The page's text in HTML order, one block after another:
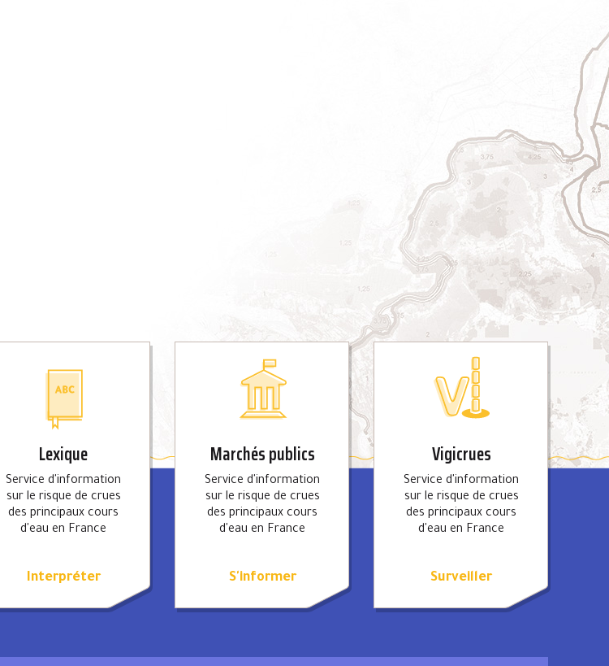
Lexique
Service d'information
sur le risque de crues
des principaux cours
d'eau en France
Interpréter
Marchés publics
Service d'information
sur le risque de crues
des principaux cours
d'eau en France
S'informer
Vigicrues
Service d'information
sur le risque de crues
des principaux cours
d'eau en France
Surveiller